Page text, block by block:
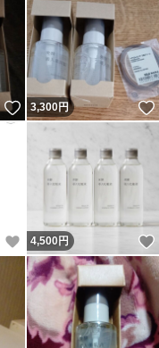
いいね！
3,300円
いいね！
4,500円